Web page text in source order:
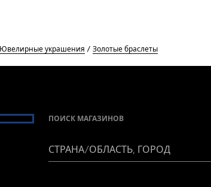
Ювелирные украшения Золотые браслеты
ПОИСК МАГАЗИНОВ
СТРАНА/ОБЛАСТЬ, ГОРОД